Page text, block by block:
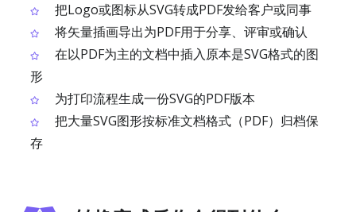
把Logo或图标从SVG转成PDF发给客户或同事
将矢量插画导出为PDF用于分享、评审或确认
在以PDF为主的文档中插入原本是SVG格式的图
形
为打印流程生成一份SVG的PDF版本
把大量SVG图形按标准文档格式（PDF）归档保
存